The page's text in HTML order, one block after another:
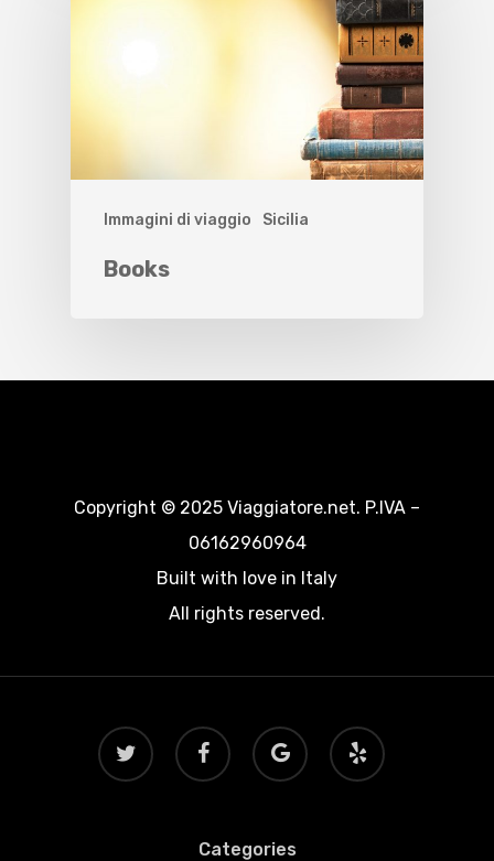
Immagini di viaggio Sicilia
Books
Copyright © 2025 Viaggiatore.net. P.IVA –
06162960964
Built with love in Italy
All rights reserved.
twitter facebook
google-
plus
yelp
Categories